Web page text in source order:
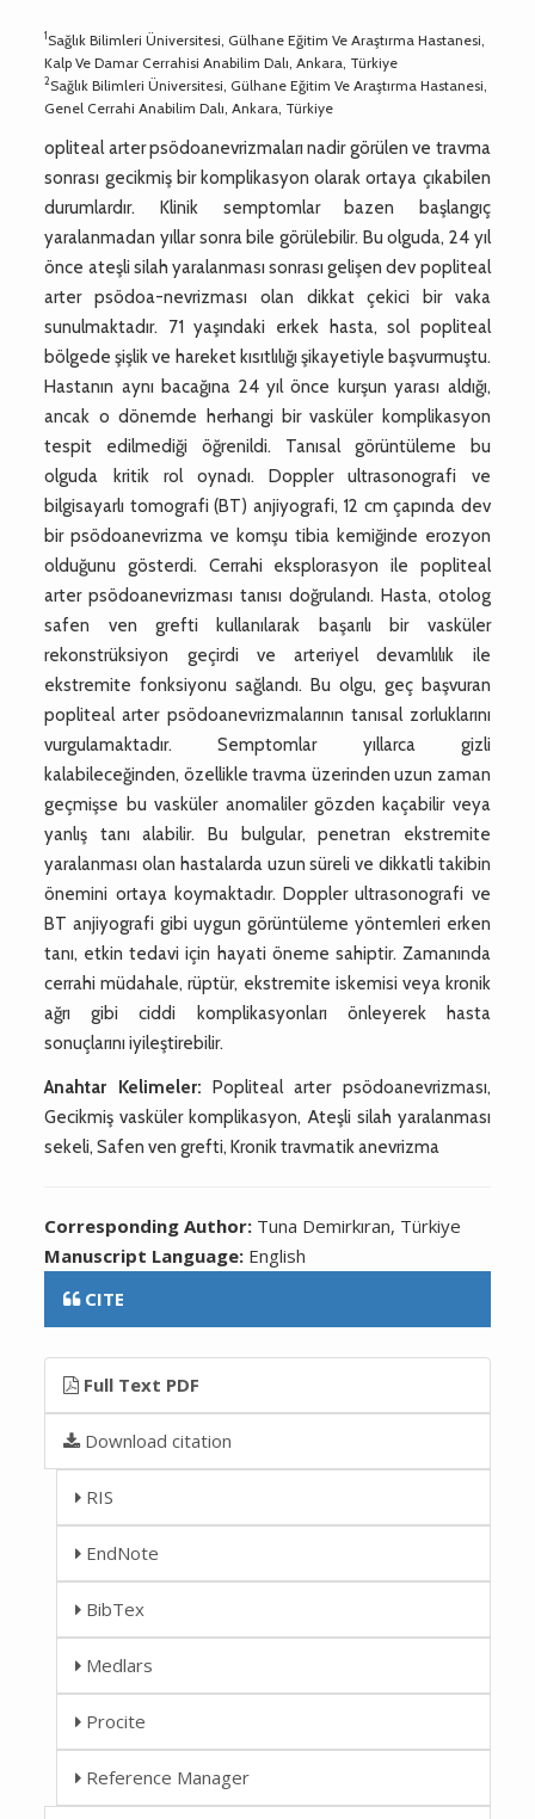
1Sağlık Bilimleri Üniversitesi, Gülhane Eğitim Ve Araştırma Hastanesi,
Kalp Ve Damar Cerrahisi Anabilim Dalı, Ankara, Türkiye
2Sağlık Bilimleri Üniversitesi, Gülhane Eğitim Ve Araştırma Hastanesi,
Genel Cerrahi Anabilim Dalı, Ankara, Türkiye
opliteal arter psödoanevrizmaları nadir görülen ve travma
sonrası gecikmiş bir komplikasyon olarak ortaya çıkabilen
durumlardır. Klinik semptomlar bazen başlangıç
yaralanmadan yıllar sonra bile görülebilir. Bu olguda, 24 yıl
önce ateşli silah yaralanması sonrası gelişen dev popliteal
arter psödoa-nevrizması olan dikkat çekici bir vaka
sunulmaktadır. 71 yaşındaki erkek hasta, sol popliteal
bölgede şişlik ve hareket kısıtlılığı şikayetiyle başvurmuştu.
Hastanın aynı bacağına 24 yıl önce kurşun yarası aldığı,
ancak o dönemde herhangi bir vasküler komplikasyon
tespit edilmediği öğrenildi. Tanısal görüntüleme bu
olguda kritik rol oynadı. Doppler ultrasonografi ve
bilgisayarlı tomografi (BT) anjiyografi, 12 cm çapında dev
bir psödoanevrizma ve komşu tibia kemiğinde erozyon
olduğunu gösterdi. Cerrahi eksplorasyon ile popliteal
arter psödoanevrizması tanısı doğrulandı. Hasta, otolog
safen ven grefti kullanılarak başarılı bir vasküler
rekonstrüksiyon geçirdi ve arteriyel devamlılık ile
ekstremite fonksiyonu sağlandı. Bu olgu, geç başvuran
popliteal arter psödoanevrizmalarının tanısal zorluklarını
vurgulamaktadır. Semptomlar yıllarca gizli
kalabileceğinden, özellikle travma üzerinden uzun zaman
geçmişse bu vasküler anomaliler gözden kaçabilir veya
yanlış tanı alabilir. Bu bulgular, penetran ekstremite
yaralanması olan hastalarda uzun süreli ve dikkatli takibin
önemini ortaya koymaktadır. Doppler ultrasonografi ve
BT anjiyografi gibi uygun görüntüleme yöntemleri erken
tanı, etkin tedavi için hayati öneme sahiptir. Zamanında
cerrahi müdahale, rüptür, ekstremite iskemisi veya kronik
ağrı gibi ciddi komplikasyonları önleyerek hasta
sonuçlarını iyileştirebilir.
Anahtar Kelimeler: Popliteal arter psödoanevrizması,
Gecikmiş vasküler komplikasyon, Ateşli silah yaralanması
sekeli, Safen ven grefti, Kronik travmatik anevrizma
Corresponding Author: Tuna Demirkıran, Türkiye
Manuscript Language: English
CITE
Full Text PDF
Download citation
RIS
EndNote
BibTex
Medlars
Procite
Reference Manager